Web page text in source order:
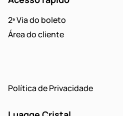
2ª Via do boleto
Área do cliente
Política de Privacidade